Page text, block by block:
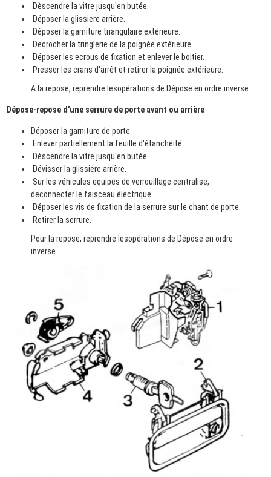
Dèscendre la vitre jusqu'en butée.
Déposer la glissiere arrière.
Déposer la garniture triangulaire extérieure.
Decrocher la tringlerie de la poignée extérieure.
Déposer les ecrous de fixation et enlever le boitier.
Presser les crans d'arrêt et retirer la poignée extérieure.
A la repose, reprendre lesopérations de Dépose en ordre inverse.
Dépose-repose d'une serrure de porte avant ou arrière
Déposer la garniture de porte.
Enlever partiellement la feuille d'étanchéité.
Dèscendre la vitre jusqu'en butée.
Dévisser la glissiere arrière.
Sur les véhicules equipes de verrouillage centralise,
deconnecter le faisceau électrique.
Déposer les vis de fixation de la serrure sur le chant de porte.
Retirer la serrure.
Pour la repose, reprendre lesopérations de Dépose en ordre
inverse.